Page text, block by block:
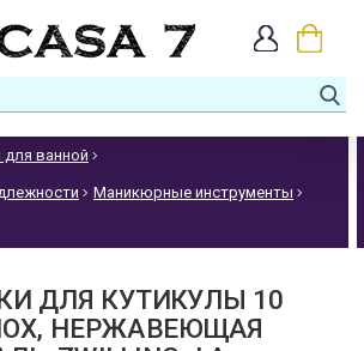
ванной
Маникюрные инструменты
ДЛЯ КУТИКУЛЫ 10
НЕРЖАВЕЮЩАЯ